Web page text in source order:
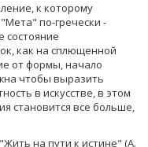
к которому
по-гречески -
состояние
как на сплющенной
от формы, начало
чтобы выразить
в искусстве, в этом
становится все больше,
на пути к истине" (А.